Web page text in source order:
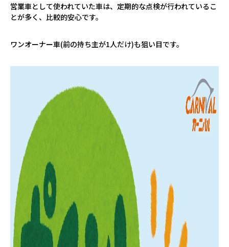
営業車として使われていた車は、定期的な点検が行われているこ
とが多く、比較的安心です。
ワンオーナー車(前の持ち主が1人だけ)も狙い目です。